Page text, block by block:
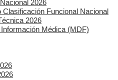
2026
Clasificación Funcional Nacional
2026
Médica (MDF)